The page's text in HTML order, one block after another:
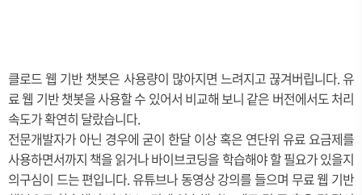
클로드 웹 기반 챗봇은 사용량이 많아지면 느려지고 끊겨버립니다. 유
료 웹 기반 챗봇을 사용할 수 있어서 비교해 보니 같은 버전에서도 처리
속도가 확연히 달랐습니다.
전문개발자가 아닌 경우에 굳이 한달 이상 혹은 연단위 유료 요금제를
사용하면서까지 책을 읽거나 바이브코딩을 학습해야 할 필요가 있을지
의구심이 드는 편입니다. 유튜브나 동영상 강의를 들으며 무료 웹 기반